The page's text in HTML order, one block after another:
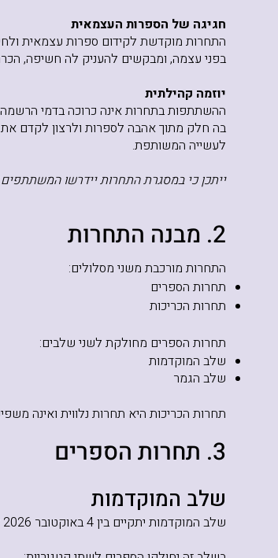
חגיגה של הספרות העצמאית
התחרות מוקדשת לקידום ספרות עצמאית
בפני עצמה, ומבקשים להעניק לה חשיפה,
יוזמה קהילתית
ההשתתפות בתחרות אינה כרוכה בדמי
בה חלק מתוך אהבה לספרות ולרצון לקדם
לעשייה המשותפת.
ייתכן כי במסגרת התחרות יידרשו
2. מבנה התחרות
התחרות מורכבת משני מסלולים:
תחרות הספרים
תחרות הכריכות
תחרות הספרים מחולקת לשני שלבים:
שלב המוקדמות
שלב הגמר
תחרות הכריכות היא תחרות נלווית ואינה
3. תחרות הספרים
שלב המוקדמות
שלב המוקדמות יתקיים בין 4 באוקטובר 2026 לבין 16 במרץ 2027.